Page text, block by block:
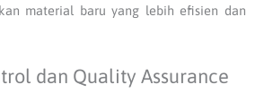
material baru yang lebih efisien dan
dan Quality Assurance